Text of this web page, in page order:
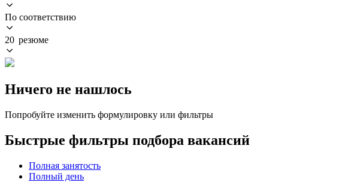
По соответствию
20 резюме
Ничего не нашлось
Попробуйте изменить формулировку или фильтры
Быстрые фильтры подбора вакансий
Полная занятость
Полный день